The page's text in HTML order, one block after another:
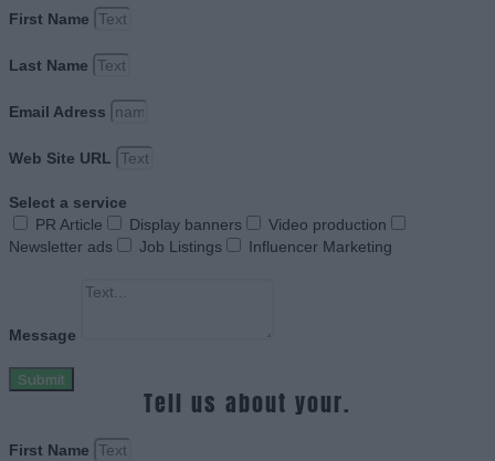
First Name
Last Name
Email Adress
Web Site URL
Select a service
PR Article
Display banners
Video production
Newsletter ads
Job Listings Influencer Marketing
Message
Submit
Tell us about your.
First Name